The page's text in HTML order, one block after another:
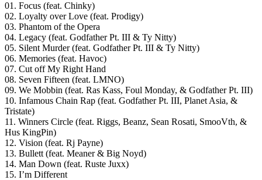
01. Focus (feat. Chinky)
02. Loyalty over Love (feat. Prodigy)
03. Phantom of the Opera
04. Legacy (feat. Godfather Pt. III & Ty Nitty)
05. Silent Murder (feat. Godfather Pt. III & Ty Nitty)
06. Memories (feat. Havoc)
07. Cut off My Right Hand
08. Seven Fifteen (feat. LMNO)
09. We Mobbin (feat. Ras Kass, Foul Monday, & Godfather Pt. III)
10. Infamous Chain Rap (feat. Godfather Pt. III, Planet Asia, &
Tristate)
11. Winners Circle (feat. Riggs, Beanz, Sean Rosati, SmooVth, &
Hus KingPin)
12. Vision (feat. Rj Payne)
13. Bullett (feat. Meaner & Big Noyd)
14. Man Down (feat. Ruste Juxx)
15. I’m Different